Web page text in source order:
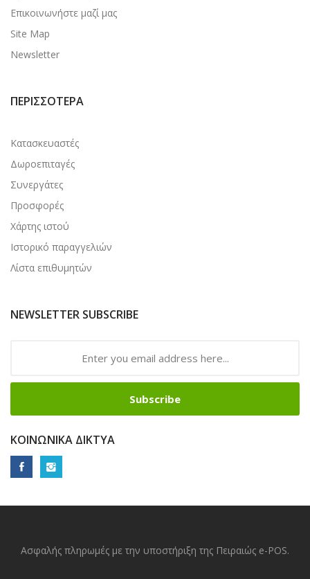
Επικοινωνήστε μαζί μας
Site Map
Newsletter
ΠΕΡΙΣΣΌΤΕΡΑ
Κατασκευαστές
Δωροεπιταγές
Συνεργάτες
Προσφορές
Χάρτης ιστού
Ιστορικό παραγγελιών
Λίστα επιθυμητών
NEWSLETTER SUBSCRIBE
Subscribe
ΚΟΙΝΩΝΙΚΆ ΔΊΚΤΥΑ
Ασφαλής πληρωμές με την υποστήριξη της Πειραιώς e-POS.